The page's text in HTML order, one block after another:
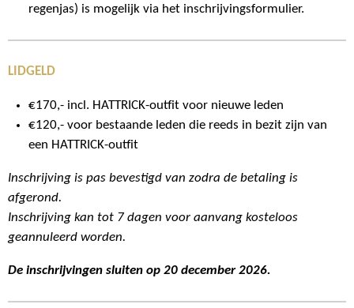
regenjas) is mogelijk via het inschrijvingsformulier.
LIDGELD
€170,- incl. HATTRICK-outfit voor nieuwe leden
€120,- voor bestaande leden die reeds in bezit zijn van
een HATTRICK-outfit
Inschrijving is pas bevestigd van zodra de betaling is
afgerond.
Inschrijving kan tot 7 dagen voor aanvang kosteloos
geannuleerd worden.
De inschrijvingen sluiten op 20 december 2026.